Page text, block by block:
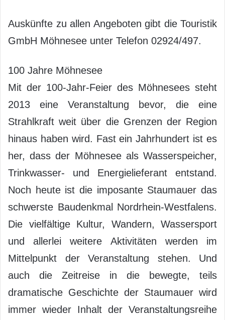
Auskünfte zu allen Angeboten gibt die Touristik
GmbH Möhnesee unter Telefon 02924/497.
100 Jahre Möhnesee
Mit der 100-Jahr-Feier des Möhnesees steht
2013 eine Veranstaltung bevor, die eine
Strahlkraft weit über die Grenzen der Region
hinaus haben wird. Fast ein Jahrhundert ist es
her, dass der Möhnesee als Wasserspeicher,
Trinkwasser- und Energielieferant entstand.
Noch heute ist die imposante Staumauer das
schwerste Baudenkmal Nordrhein-Westfalens.
Die vielfältige Kultur, Wandern, Wassersport
und allerlei weitere Aktivitäten werden im
Mittelpunkt der Veranstaltung stehen. Und
auch die Zeitreise in die bewegte, teils
dramatische Geschichte der Staumauer wird
immer wieder Inhalt der Veranstaltungsreihe